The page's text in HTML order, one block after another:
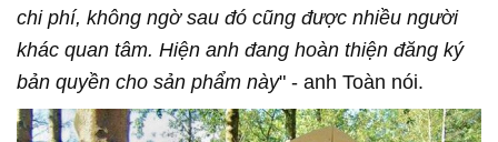
chi phí, không ngờ sau đó cũng được nhiều người
khác quan tâm. Hiện anh đang hoàn thiện đăng ký
bản quyền cho sản phẩm này" - anh Toàn nói.